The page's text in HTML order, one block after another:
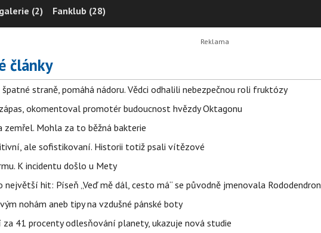
(2) Fanklub (28)
články
straně, pomáhá nádoru. Vědci odhalili nebezpečnou roli fruktózy
okomentoval promotér budoucnost hvězdy Oktagonu
zemřel. Mohla za to běžná bakterie
ale sofistikovaní. Historii totiž psali vítězové
K incidentu došlo u Mety
největší hit: Píseň „Veď mě dál, cesto má“ se původně jmenovala Rododendron
nohám aneb tipy na vzdušné pánské boty
41 procenty odlesňování planety, ukazuje nová studie